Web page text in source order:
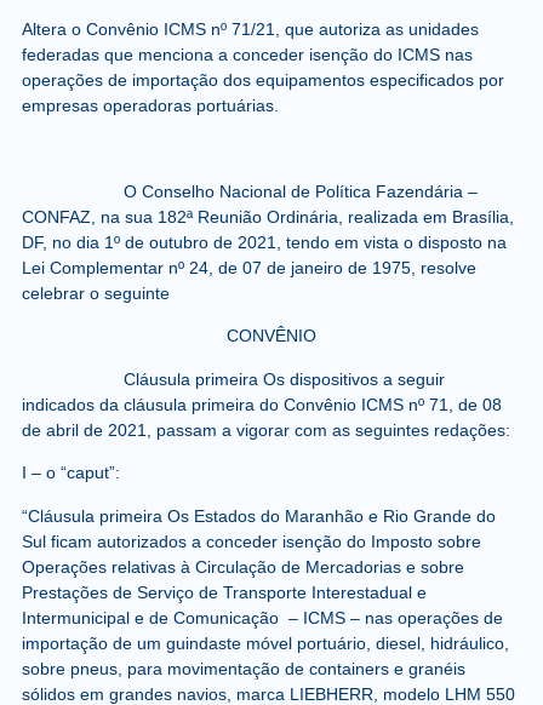
Altera o Convênio ICMS nº 71/21, que autoriza as unidades
federadas que menciona a conceder isenção do ICMS nas
operações de importação dos equipamentos especificados por
empresas operadoras portuárias.
O Conselho Nacional de Política Fazendária –
CONFAZ , na sua 182ª Reunião Ordinária, realizada em Brasília,
DF, no dia 1º de outubro de 2021, tendo em vista o disposto na
Lei Complementar nº 24, de 07 de janeiro de 1975, resolve
celebrar o seguinte
CONVÊNIO
Cláusula primeira Os dispositivos a seguir
indicados da cláusula primeira do Convênio ICMS nº 71, de 08
de abril de 2021, passam a vigorar com as seguintes redações:
I – o “caput”:
“Cláusula primeira Os Estados do Maranhão e Rio Grande do
Sul ficam autorizados a conceder isenção do Imposto sobre
Operações relativas à Circulação de Mercadorias e sobre
Prestações de Serviço de Transporte Interestadual e
Intermunicipal e de Comunicação – ICMS – nas operações de
importação de um guindaste móvel portuário, diesel, hidráulico,
sobre pneus, para movimentação de containers e granéis
sólidos em grandes navios, marca LIEBHERR, modelo LHM 550